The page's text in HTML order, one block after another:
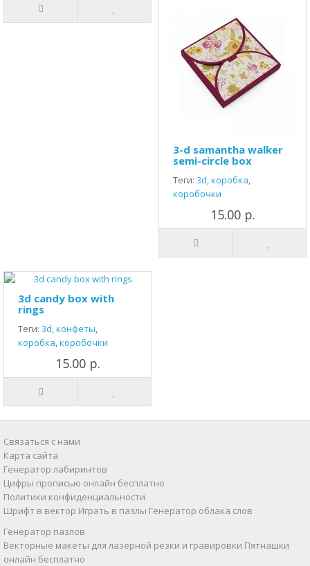
3-d samantha walker
semi-circle box
Теги: 3d,коробка,
коробочки
15.00 р.
3d candy box with
rings
Теги: 3d,конфеты,
коробка,коробочки
15.00 р.
Связаться с нами
Карта сайта
Генератор лабиринтов
Цифры прописью онлайн бесплатно
Политики конфиденциальности
Шрифт в вектор Играть в пазлы Генератор облака слов
Генератор пазлов
Векторные макеты для лазерной резки и гравировки Пятнашки
онлайн бесплатно